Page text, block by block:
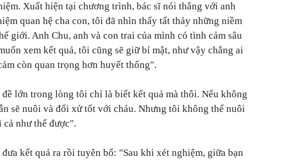
Xuất hiện tại chương trình, bác sĩ nói thẳng với anh
quan hệ cha con, tôi đã nhìn thấy tất thảy những niềm
giới. Anh Chu, anh và con trai của mình có tình cảm sâu
xem kết quả, tôi cũng sẽ giữ bí mật, như vậy chẳng ai
còn quan trọng hơn huyết thống".
đề lớn trong lòng tôi chỉ là biết kết quả mà thôi. Nếu không
sẽ nuôi và đối xử tốt với cháu. Nhưng tôi không thể nuôi
như thế được".
kết quả ra rồi tuyên bố: "Sau khi xét nghiệm, giữa bạn